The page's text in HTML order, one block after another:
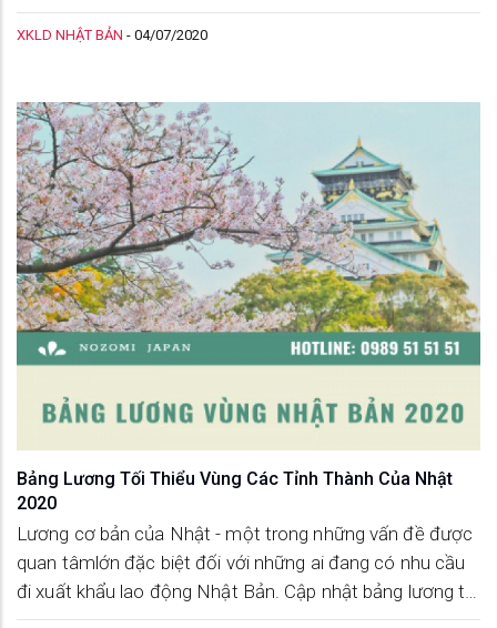
về Việt Nam qua ngân hàng nhanh, an toàn, giá rẻ mà
Nozomi Japan muốn chia sẻ đến các bạn.
XKLD NHẬT BẢN - 04/07/2020
Bảng Lương Tối Thiểu Vùng Các Tỉnh Thành Của Nhật
2020
Lương cơ bản của Nhật - một trong những vấn đề được
quan tâmlớn đặc biệt đối với những ai đang có nhu cầu
đi xuất khẩu lao động Nhật Bản. Cập nhật bảng lương tối
thiểu vùng các tỉnh thành của Nhật 2020 trong bài viết